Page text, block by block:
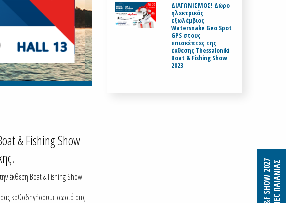
& Fishing Show
έκθεση Boat & Fishing Show.
σας καθοδηγήσουμε σωστά στις
ΔΙΑΓΩΝΙΣΜΟΣ! Δώρο
ηλεκτρικός
εξωλέμβιος
Watersnake Geo Spot
GPS στους
επισκέπτες της
έκθεσης Thessaloniki
Boat & Fishing Show
2023
B&F SHOW 2027MEC ΠΑΙΑΝΙΑΣ